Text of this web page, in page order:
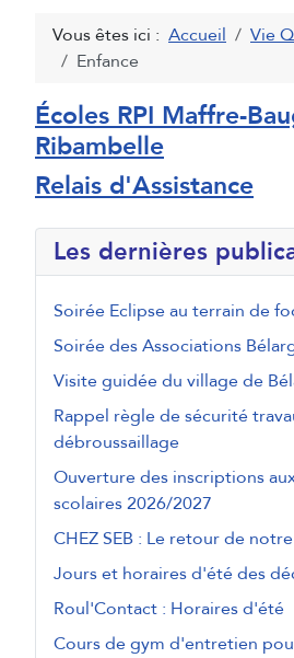
Les dernières
Soirée Eclipse au terrain de
Soirée des Associations
Visite guidée du village de
Rappel règle de sécurité
débroussaillage
Ouverture des inscriptions
scolaires 2026/2027
CHEZ SEB : Le retour de
Jours et horaires d'été des
Roul'Contact : Horaires d'été
Cours de gym d'entretien
Vous êtes ici : Accueil
Vie
Enfance
Écoles RPI Maffre-
Ribambelle
Relais d'Assistance